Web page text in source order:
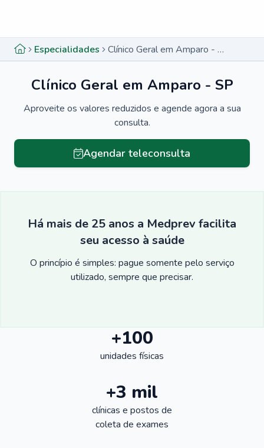
Especialidades Clínico Geral em Amparo - SP
Clínico Geral em Amparo - SP
Aproveite os valores reduzidos e agende agora a sua
consulta.
Agendar teleconsulta
Há mais de 25 anos a Medprev facilita
seu acesso à saúde
O princípio é simples: pague somente pelo serviço
utilizado, sempre que precisar.
+100
unidades físicas
+3 mil
clínicas e postos de
coleta de exames